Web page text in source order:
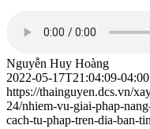
Nguyễn Huy Hoàng
2022-05-17T21:04:09-04:00
https://thainguyen.dcs.vn/
24/nhiem-vu-giai-phap-
cach-tu-phap-tren-dia-ban-